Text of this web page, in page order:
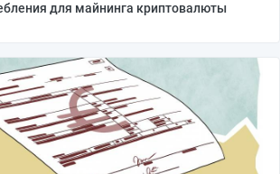
для майнинга криптовалюты